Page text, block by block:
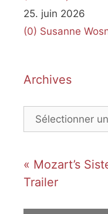
25. juin 2026
(0) Susanne
Archives
Archives
« Mozart’s
Trailer